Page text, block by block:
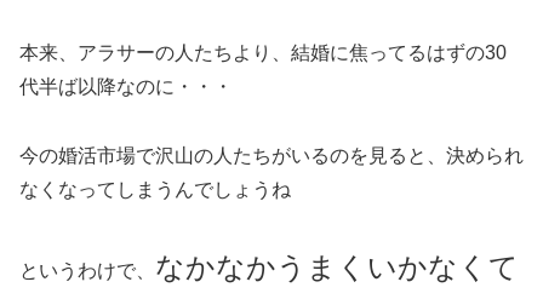
本来、アラサーの人たちより、結婚に焦ってるはずの30
代半ば以降なのに・・・
今の婚活市場で沢山の人たちがいるのを見ると、決められ
なくなってしまうんでしょうね
というわけで、 なかなかうまくいかなくて